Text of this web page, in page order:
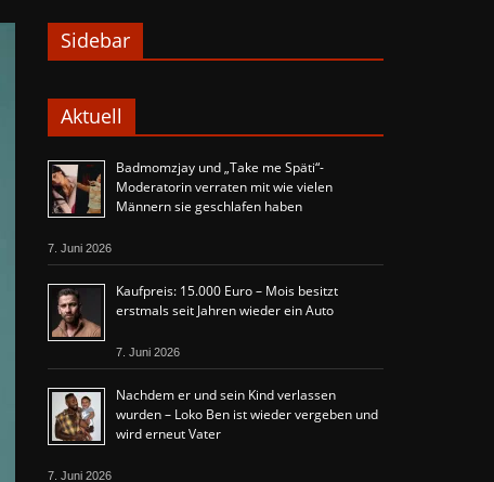
Sidebar
Aktuell
Badmomzjay und „Take me Späti“-
Moderatorin verraten mit wie vielen
Männern sie geschlafen haben
7. Juni 2026
Kaufpreis: 15.000 Euro – Mois besitzt
erstmals seit Jahren wieder ein Auto
7. Juni 2026
Nachdem er und sein Kind verlassen
wurden – Loko Ben ist wieder vergeben und
wird erneut Vater
7. Juni 2026